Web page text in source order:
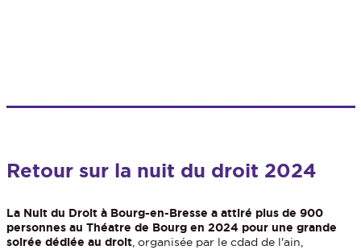
Retour sur la nuit du droit 2024
La Nuit du Droit à Bourg-en-Bresse a attiré plus de 900
personnes au Théatre de Bourg en 2024 pour une grande
soirée dédiée au droit, organisée par le cdad de l'ain,